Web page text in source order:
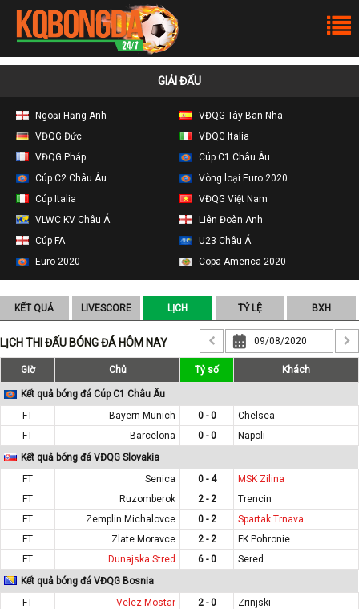
GIẢI ĐẤU
Ngoại Hạng Anh
VĐQG Tây Ban Nha
VĐQG Đức
VĐQG Italia
VĐQG Pháp
Cúp C1 Châu Âu
Cúp C2 Châu Âu
Vòng loại Euro 2020
Cúp Italia
VĐQG Việt Nam
VLWC KV Châu Á
Liên Đoàn Anh
Cúp FA
U23 Châu Á
Euro 2020
Copa America 2020
KẾT QUẢ LIVESCORE LỊCH TỶ LỆ BXH
LỊCH THI ĐẤU BÓNG ĐÁ HÔM NAY
Giờ Chủ Tỷ số Khách
Kết quả bóng đá Cúp C1 Châu Âu
FT
Bayern Munich 0 - 0
Chelsea
FT
Barcelona 0 - 0
Napoli
Kết quả bóng đá VĐQG Slovakia
FT
Senica 0 - 4
MSK Zilina
FT
Ruzomberok 2 - 2
Trencin
FT
Zemplin Michalovce 0 - 2
Spartak Trnava
FT
Zlate Moravce 2 - 2
FK Pohronie
FT
Dunajska Stred 6 - 0
Sered
Kết quả bóng đá VĐQG Bosnia
FT
Velez Mostar 2 - 0
Zrinjski